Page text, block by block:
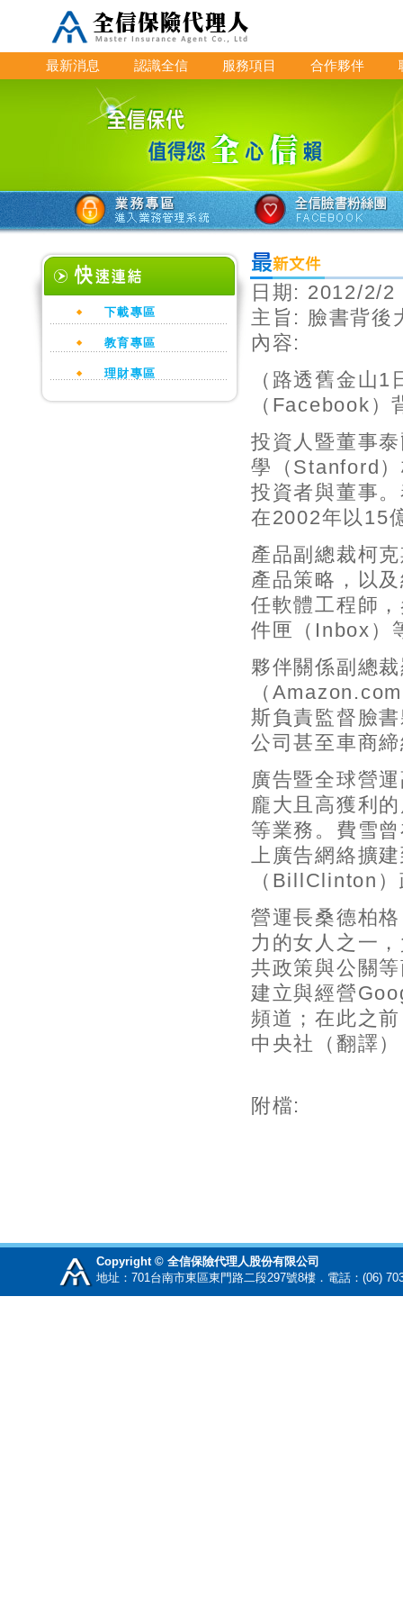
最新消息 認識全信 服務項目 合作夥伴
下載專區
教育專區
理財專區
日期: 2012/2/2
主旨: 臉書背後
內容:
（路透舊金山
（Facebook
投資人暨董事
學（Stanford
投資者與董事
在2002年以15
產品副總裁柯
產品策略，以
任軟體工程師
件匣（Inbox）
夥伴關係副總
（
斯負責監督臉
公司甚至車商
廣告暨全球營
龐大且高獲利
等業務。費雪
上廣告網絡擴
（BillClinton
營運長桑德柏
力的女人之一
共政策與公關
建立與經營
頻道；在此之
中央社（翻譯）
附檔:
Copyright © 全信保險代理人股份有限公司
地址：701台南市東區東門路二段297號8樓．電話：(06)